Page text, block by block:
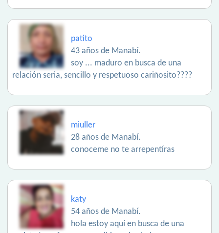
patito
43 años de Manabí.
soy ... maduro en busca de una
relación seria, sencillo y respetuoso cariñosito????
miuller
28 años de Manabí.
conoceme no te arrepentíras
katy
54 años de Manabí.
hola estoy aquí en busca de una